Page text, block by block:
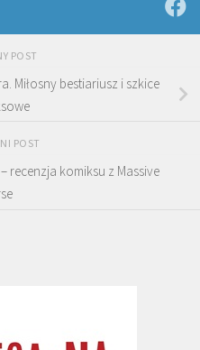
POST
Miłosny bestiariusz i szkice
POST
recenzja komiksu z Massive